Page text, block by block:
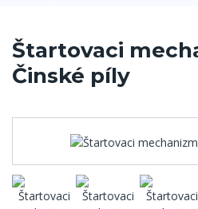
Štartovaci
Činské píly